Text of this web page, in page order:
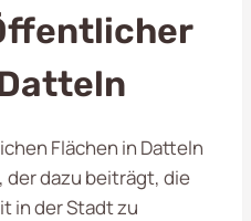
Flächen in Datteln
der dazu beiträgt, die
in der Stadt zu